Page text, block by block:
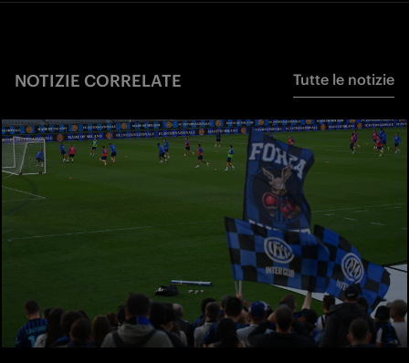
NOTIZIE CORRELATE Tutte le notizie